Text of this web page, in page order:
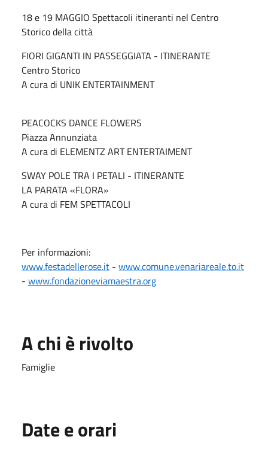
18 e 19 MAGGIO Spettacoli itineranti nel Centro
Storico della città
FIORI GIGANTI IN PASSEGGIATA - ITINERANTE
Centro Storico
A cura di UNIK ENTERTAINMENT
PEACOCKS DANCE FLOWERS
Piazza Annunziata
A cura di ELEMENTZ ART ENTERTAIMENT
SWAY POLE TRA I PETALI - ITINERANTE
LA PARATA «FLORA»
A cura di FEM SPETTACOLI
Per informazioni:
www.festadellerose.it - www.comune.venariareale.to.it
- www.fondazioneviamaestra.org
A chi è rivolto
Famiglie
Date e orari